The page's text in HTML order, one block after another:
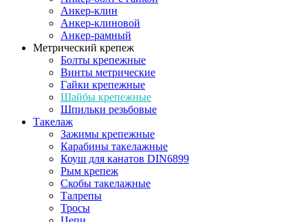
Анкер-клин
Анкер-клиновой
Анкер-рамный
Метрический крепеж
Болты крепежные
Винты метрические
Гайки крепежные
Шайбы крепежные
Шпильки резьбовые
Такелаж
Зажимы крепежные
Карабины такелажные
Коуш для канатов DIN6899
Рым крепеж
Скобы такелажные
Талрепы
Тросы